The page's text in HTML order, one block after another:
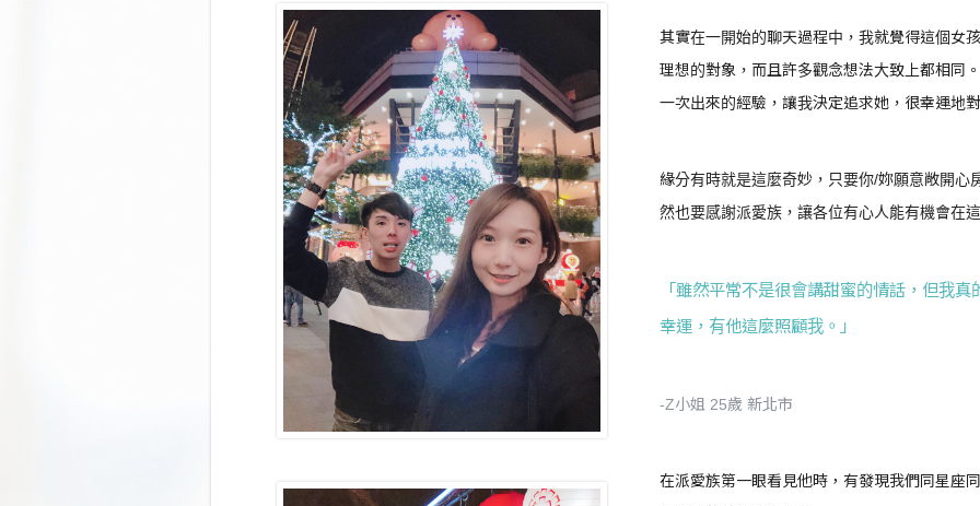
其實在一開始的聊天過程中，我就覺得這個女
理想的對象，而且許多觀念想法大致上都相同
一次出來的經驗，讓我決定追求她，很幸運地
緣分有時就是這麼奇妙，只要你/妳願意敞開心
然也要感謝派愛族，讓各位有心人能有機會在
「雖然平常不是很會講甜蜜的情話，但我
幸運，有他這麼照顧我。」
-Z小姐 25歲 新北市
在派愛族第一眼看見他時，有發現我們同星座